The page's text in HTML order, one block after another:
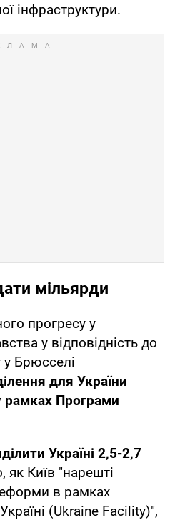
інфраструктури.
мільярди
прогресу у
у відповідність до
Брюсселі
для України
рамках Програми
Україні 2,5-2,7
як Київ "нарешті
в рамках
(Ukraine Facility)",